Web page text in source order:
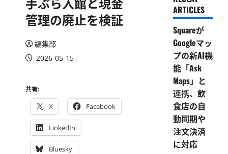
管理の廃止を検証
編集部
2026-05-15
共有:
X Facebook
LinkedIn
Bluesky
ARTICLES
Squareが
Googleマッ
プの新AI機
能「Ask
Maps」と
連携、飲
食店の自
動同期や
注文決済
に対応